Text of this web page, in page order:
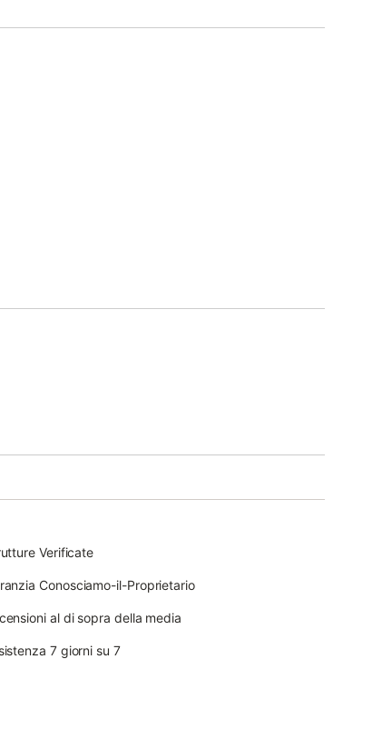
Verificate
Conosciamo-il-Proprietario
al di sopra della media
7 giorni su 7